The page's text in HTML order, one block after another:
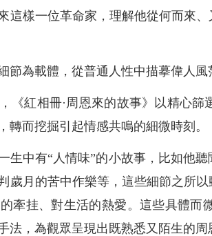
這樣一位革命家，理解他從何而來
節為載體，從普通人性中描摹偉人風
《紅相冊·周恩來的故事》以精心
轉而挖掘引起情感共鳴的細微時刻。
生中有“人情味”的小故事，比如他
歲月的苦中作樂等，這些細節之所
牽挂、對生活的熱愛。這些具體
法，為觀眾呈現出既熟悉又陌生的周